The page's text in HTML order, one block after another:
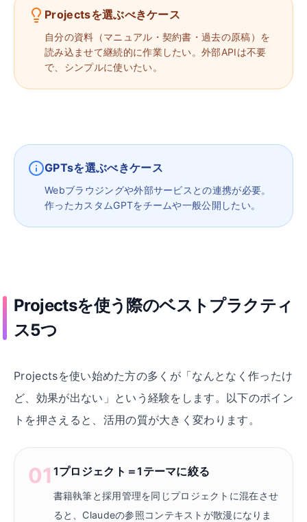
Projectsを選ぶべきケース
自分の資料（マニュアル・契約書・過去の原稿）を
読み込ませて継続的に作業したい。外部APIは不要
で、シンプルに使いたい。
GPTsを選ぶべきケース
Webブラウジングや外部サービスとの連携が必要。
作ったカスタムGPTをチームや一般公開したい。
Projectsを使う際のベストプラクティ
ス5つ
Projectsを使い始めた方の多くが「なんとなく作ったけ
ど、効果が出ない」という経験をします。以下のポイン
トを押さえると、活用の質が大きく変わります。
01 1プロジェクト＝1テーマに絞る
書籍執筆と採用管理を同じプロジェクトに混在させ
ると、Claudeの参照コンテキストが散漫になりま